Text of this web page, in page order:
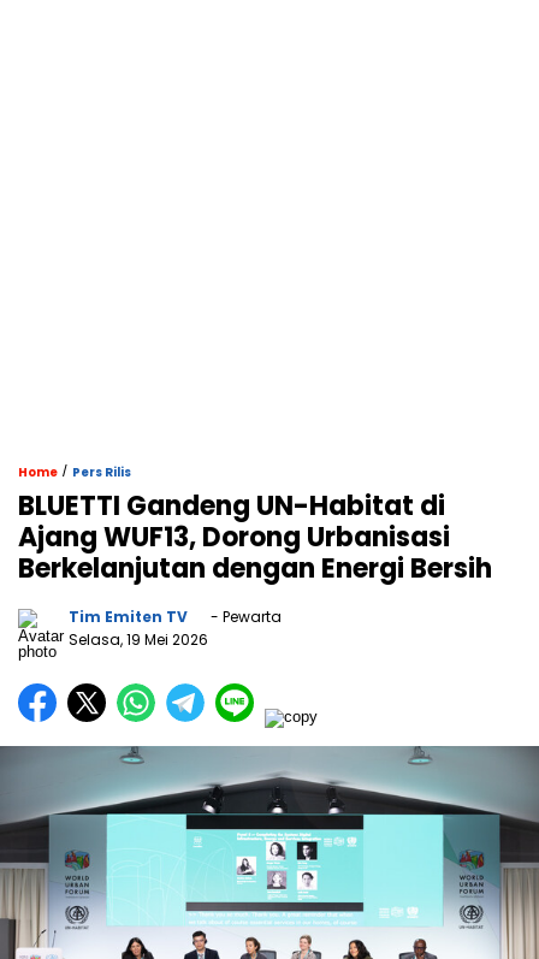
Home / Pers Rilis
BLUETTI Gandeng UN-Habitat di
Ajang WUF13, Dorong Urbanisasi
Berkelanjutan dengan Energi Bersih
Tim Emiten TV
- Pewarta
Selasa, 19 Mei 2026